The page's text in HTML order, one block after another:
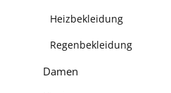
Heizbekleidung
Regenbekleidung
Damen